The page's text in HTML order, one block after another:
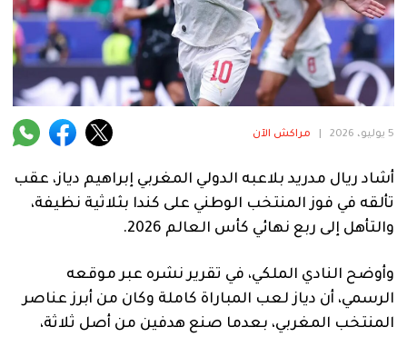
فنية
منوعة
5 يوليو، 2026 مراكش الآن
أشاد ريال مدريد بلاعبه الدولي المغربي إبراهيم دياز، عقب
تألقه في فوز المنتخب الوطني على كندا بثلاثية نظيفة،
والتأهل إلى ربع نهائي كأس العالم 2026.
وأوضح النادي الملكي، في تقرير نشره عبر موقعه
الرسمي، أن دياز لعب المباراة كاملة وكان من أبرز عناصر
المنتخب المغربي، بعدما صنع هدفين من أصل ثلاثة،